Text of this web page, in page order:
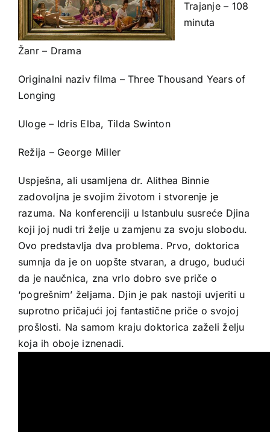
Trajanje – 108
minuta
Žanr – Drama
Originalni naziv filma – Three Thousand Years of
Longing
Uloge – Idris Elba, Tilda Swinton
Režija – George Miller
Uspješna, ali usamljena dr. Alithea Binnie
zadovoljna je svojim životom i stvorenje je
razuma. Na konferenciji u Istanbulu susreće Djina
koji joj nudi tri želje u zamjenu za svoju slobodu.
Ovo predstavlja dva problema. Prvo, doktorica
sumnja da je on uopšte stvaran, a drugo, budući
da je naučnica, zna vrlo dobro sve priče o
‘pogrešnim’ željama. Djin je pak nastoji uvjeriti u
suprotno pričajući joj fantastične priče o svojoj
prošlosti. Na samom kraju doktorica zaželi želju
koja ih oboje iznenadi.